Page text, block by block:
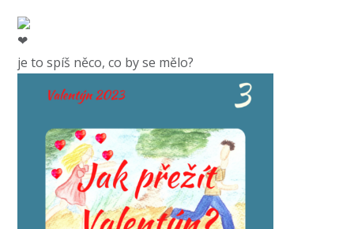
je to spíš něco, co by se mělo?